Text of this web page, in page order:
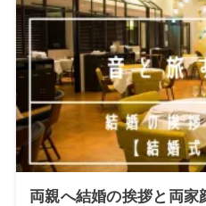
両親へ結婚の挨拶と両家